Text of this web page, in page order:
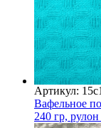
Артикул:
Вафельное
240 гр,